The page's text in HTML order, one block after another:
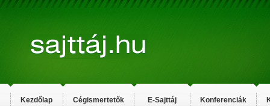
Kezdőlap Cégismertetők E-Sajttáj Konferenciák